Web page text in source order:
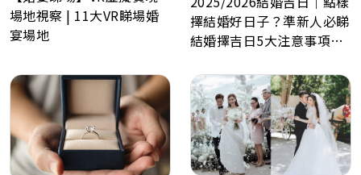
場地視察 | 11大VR睇場婚
宴場地
擇結婚好日子？準新人必睇
結婚擇吉日5大注意事項！